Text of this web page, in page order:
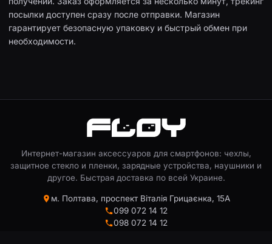
посылки доступен сразу после отправки. Магазин
гарантирует безопасную упаковку и быстрый обмен при
необходимости.
Интернет-магазин аксессуаров для смартфонов: чехлы,
защитное стекло и пленки, зарядные устройства, наушники и
другое. Быстрая доставка по всей Украине.
м. Полтава, проспект Віталія Грицаєнка, 15А
099 072 14 12
098 072 14 12